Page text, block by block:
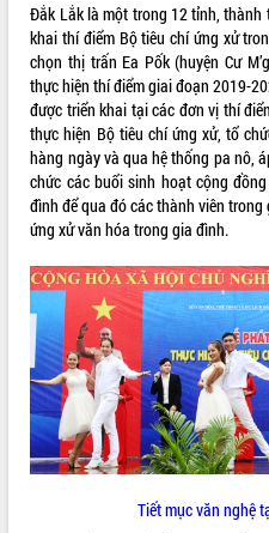
Đắk Lắk là một trong 12 tỉnh, thành
khai thí điểm Bộ tiêu chí ứng xử
chọn thị trấn Ea Pốk (huyện Cư
thực hiện thí điểm giai đoạn 2019-
được triển khai tại các đơn vị thí
thực hiện Bộ tiêu chí ứng xử, tổ
hàng ngày và qua hệ thống pa nô,
chức các buổi sinh hoạt cộng
đình để qua đó các thành viên
ứng xử văn hóa trong gia đình.
Tiết mục văn nghệ